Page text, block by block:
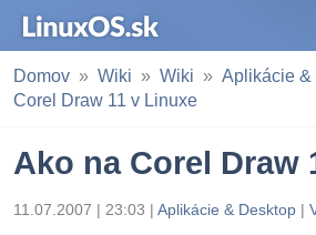
Domov Wiki Wiki Aplikácie &
Corel Draw 11 v Linuxe
Ako na Corel Draw
11.07.2007 | 23:03 | Aplikácie & Desktop |